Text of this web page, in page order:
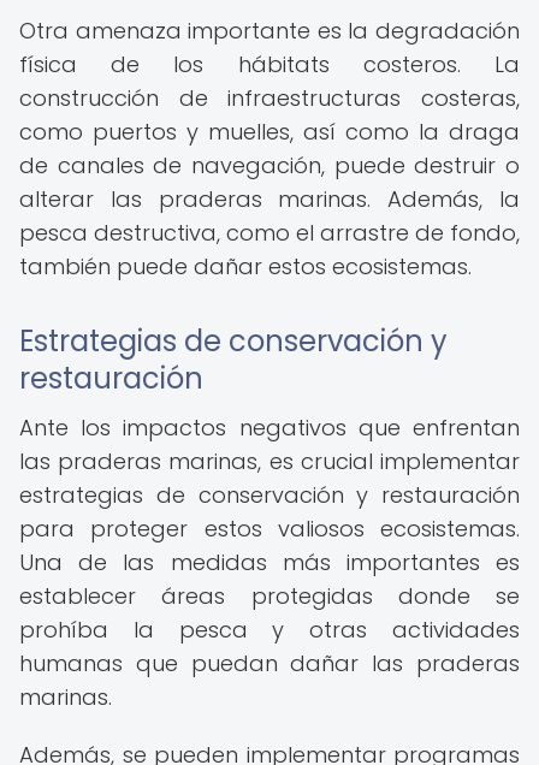
Otra amenaza importante es la degradación
física de los hábitats costeros. La
construcción de infraestructuras costeras,
como puertos y muelles, así como la draga
de canales de navegación, puede destruir o
alterar las praderas marinas. Además, la
pesca destructiva, como el arrastre de fondo,
también puede dañar estos ecosistemas.
Estrategias de conservación y
restauración
Ante los impactos negativos que enfrentan
las praderas marinas, es crucial implementar
estrategias de conservación y restauración
para proteger estos valiosos ecosistemas.
Una de las medidas más importantes es
establecer áreas protegidas donde se
prohíba la pesca y otras actividades
humanas que puedan dañar las praderas
marinas.
Además, se pueden implementar programas